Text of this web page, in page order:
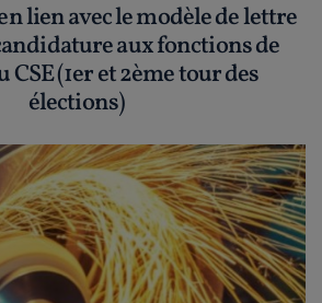
lien avec le modèle de lettre
aux fonctions de
(1er et 2ème tour des
élections)